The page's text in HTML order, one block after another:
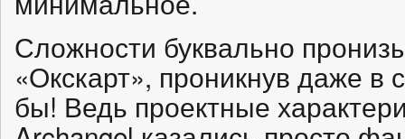
Сложности буквально
«Окскарт», проникнув даже
бы! Ведь проектные